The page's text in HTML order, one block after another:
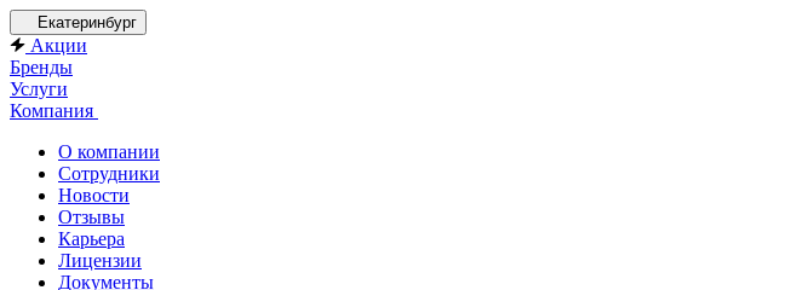
Екатеринбург
Акции
Бренды
Услуги
Компания
О компании
Сотрудники
Новости
Отзывы
Карьера
Лицензии
Документы